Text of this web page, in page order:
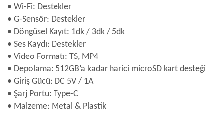
• Wi-Fi: Destekler
• G-Sensör: Destekler
• Döngüsel Kayıt: 1dk / 3dk / 5dk
• Ses Kaydı: Destekler
• Video Formatı: TS, MP4
• Depolama: 512GB’a kadar harici microSD kart desteği
• Giriş Gücü: DC 5V / 1A
• Şarj Portu: Type-C
• Malzeme: Metal & Plastik